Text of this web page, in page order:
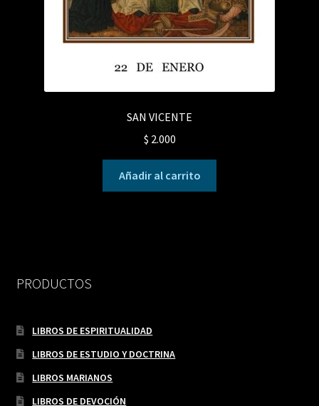
SAN VICENTE
$ 2.000
Añadir al carrito
PRODUCTOS
LIBROS DE ESPIRITUALIDAD
LIBROS DE ESTUDIO Y DOCTRINA
LIBROS MARIANOS
LIBROS DE DEVOCIÓN